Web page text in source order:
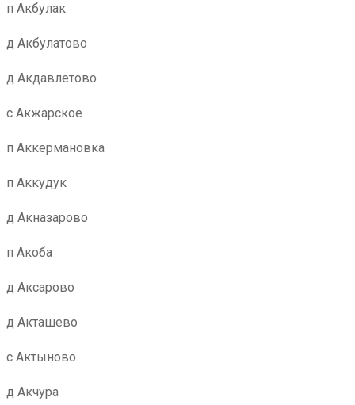
п Акбулак
д Акбулатово
д Акдавлетово
с Акжарское
п Аккермановка
п Аккудук
д Акназарово
п Акоба
д Аксарово
д Акташево
с Актыново
д Акчура